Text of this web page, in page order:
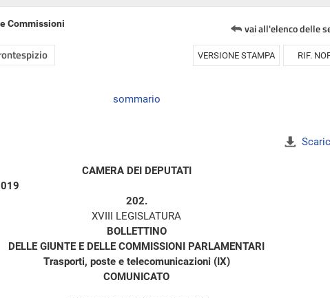
Commissioni vai all'elenco delle
VERSIONE STAMPA RIF.
sommario
CAMERA DEI DEPUTATI
202.
XVIII LEGISLATURA
BOLLETTINO
DELLE GIUNTE E DELLE COMMISSIONI PARLAMENTARI
Trasporti, poste e telecomunicazioni (IX)
COMUNICATO